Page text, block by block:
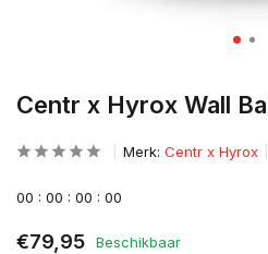
Centr x Hyrox Wall
Merk: Centr x Hyrox
00 : 00 : 00 : 00
€79,95 Beschikbaar